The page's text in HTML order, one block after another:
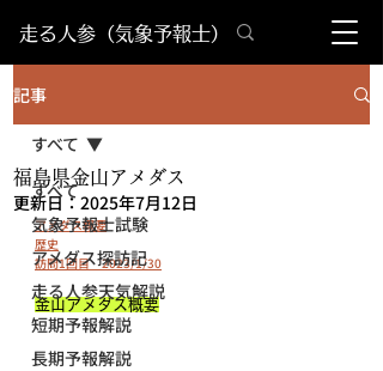
​走る人参（気象予報士）
記事
すべて
気象予報士試験
アメダス探訪記
走る人参天気解説
短期予報解説
長期予報解説
すべて
福島県金山アメダス
更新日： 2025年7月12日
アメダス概要
歴史
訪問1回目　2023/1/30
金山アメダス概要